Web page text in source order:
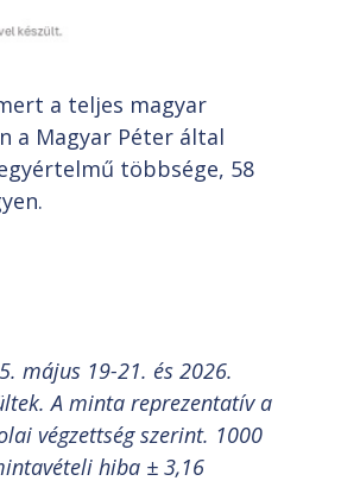
a teljes magyar
a Magyar Péter által
többsége, 58
május 19-21. és 2026.
A minta reprezentatív a
végzettség szerint. 1000
hiba ± 3,16